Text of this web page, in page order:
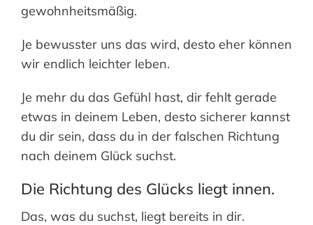
gewohnheitsmäßig.
Je bewusster uns das wird, desto eher können
wir endlich leichter leben.
Je mehr du das Gefühl hast, dir fehlt gerade
etwas in deinem Leben, desto sicherer kannst
du dir sein, dass du in der falschen Richtung
nach deinem Glück suchst.
Die Richtung des Glücks liegt innen.
Das, was du suchst, liegt bereits in dir.